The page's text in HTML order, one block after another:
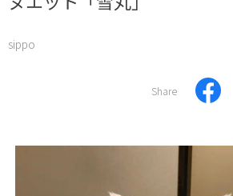
sippo
Share